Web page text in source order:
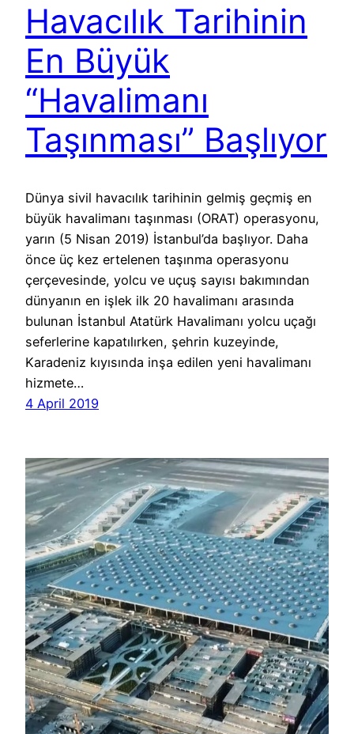
Havacılık Tarihinin
En Büyük
“Havalimanı
Taşınması” Başlıyor
Dünya sivil havacılık tarihinin gelmiş geçmiş en
büyük havalimanı taşınması (ORAT) operasyonu,
yarın (5 Nisan 2019) İstanbul’da başlıyor. Daha
önce üç kez ertelenen taşınma operasyonu
çerçevesinde, yolcu ve uçuş sayısı bakımından
dünyanın en işlek ilk 20 havalimanı arasında
bulunan İstanbul Atatürk Havalimanı yolcu uçağı
seferlerine kapatılırken, şehrin kuzeyinde,
Karadeniz kıyısında inşa edilen yeni havalimanı
hizmete…
4 April 2019